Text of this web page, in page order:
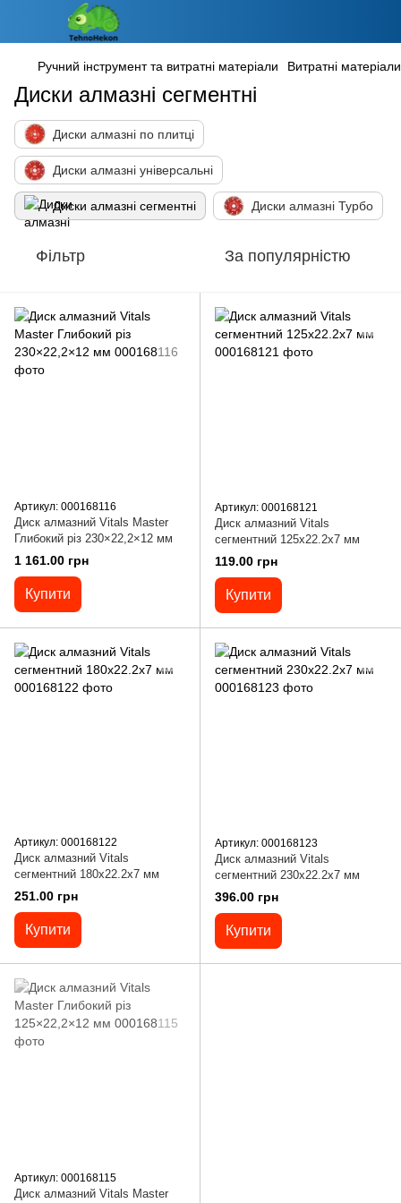
Ручний інструмент та витратні матеріали Витратні матеріали
Диски алмазні сегментні
Диски алмазні по плитці
Диски алмазні універсальні
Диски алмазні сегментні Диски алмазні Турбо
Фільтр За популярністю
Артикул: 000168116
Диск алмазний Vitals Master
Глибокий різ 230×22,2×12 мм
1 161.00 грн
Купити
Артикул: 000168121
Диск алмазний Vitals
сегментний 125х22.2х7 мм
119.00 грн
Купити
Артикул: 000168122
Диск алмазний Vitals
сегментний 180х22.2х7 мм
251.00 грн
Купити
Артикул: 000168123
Диск алмазний Vitals
сегментний 230х22.2х7 мм
396.00 грн
Купити
Артикул: 000168115
Диск алмазний Vitals Master